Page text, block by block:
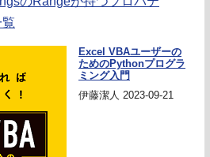
Excel VBAユーザーの
ためのPythonプログラ
ミング入門
伊藤潔人 2023-09-21